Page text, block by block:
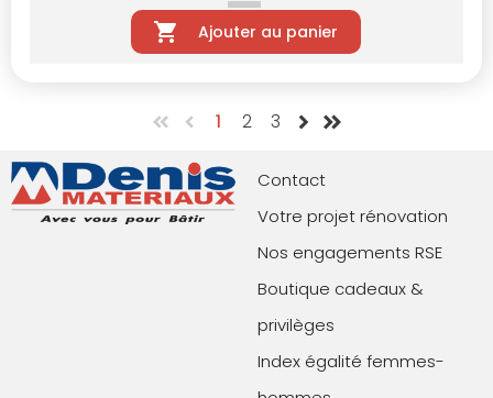
Ajouter au panier
1 2 3
Contact
Votre projet rénovation
Nos engagements RSE
Boutique cadeaux &
privilèges
Index égalité femmes-